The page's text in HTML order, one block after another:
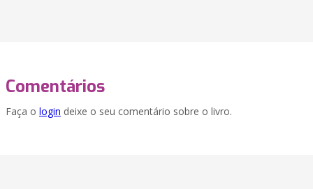
Comentários
Faça o login deixe o seu comentário sobre o livro.